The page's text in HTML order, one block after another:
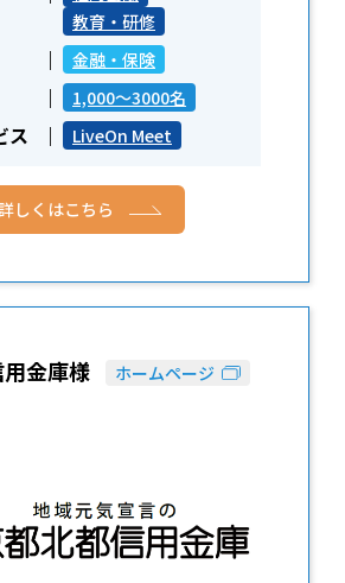
教育・研修
金融・保険
1,000～3000名
ス LiveOn Meet
しくはこちら
金庫様 ホームページ